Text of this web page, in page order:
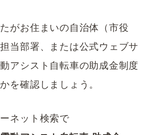
がお住まいの自治体（市役
当部署、または公式ウェブサ
アシスト自転車の助成金制度
を確認しましょう。
ネット検索で